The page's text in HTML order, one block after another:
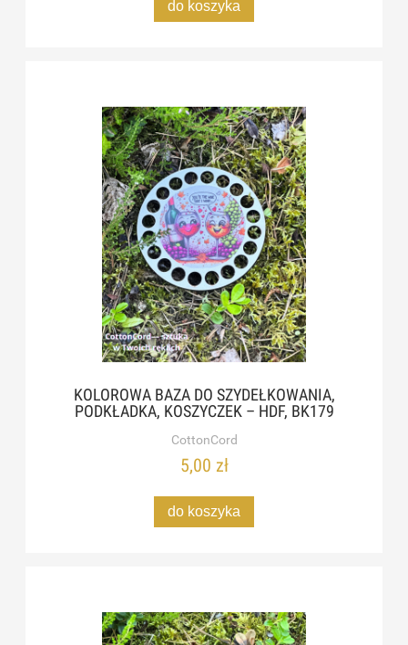
do koszyka
KOLOROWA BAZA DO SZYDEŁKOWANIA,
PODKŁADKA, KOSZYCZEK – HDF, BK179
CottonCord
5,00 zł
do koszyka